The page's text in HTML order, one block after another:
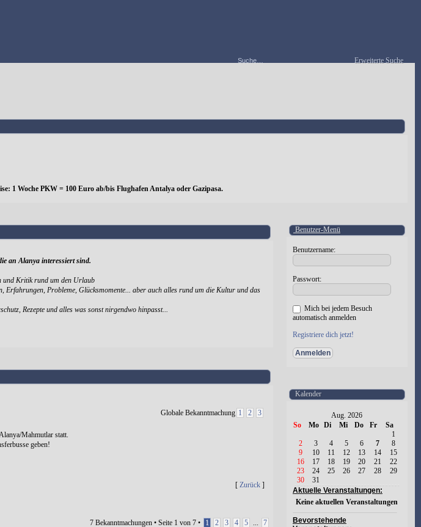
Erweiterte Suche
1 Woche PKW = 100 Euro ab/bis Flughafen Antalya oder Gazipasa.
an Alanya interessiert sind.
und Kritik rund um den Urlaub
Erfahrungen, Probleme, Glücksmomente... aber auch alles rund um die Kultur und das
Rezepte und alles was sonst nirgendwo hinpasst...
1
2 3
Globale Bekanntmachung
Mahmutlar statt.
geben!
[ Zurück ]
7 Bekanntmachungen • Seite 1 von 7 • 1 2 3 4 5 ... 7
Benutzer-Menü
Benutzername:
Passwort:
Mich bei jedem Besuch
automatisch anmelden
Registriere dich jetzt!
Kalender
Aug. 2026
So
Mo Di Mi Do Fr
Sa
1
2
3 4 5 6 7
8
9
10 11 12 13 14
15
16
17 18 19 20 21
22
23
24 25 26 27 28
29
30
31
Aktuelle Veranstaltungen:
Keine aktuellen Veranstaltungen
Bevorstehende